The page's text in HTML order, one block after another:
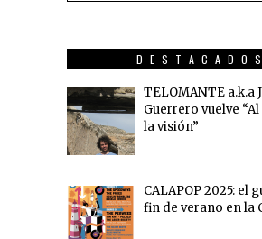
DESTACADOS
TELOMANTE a.k.a
Guerrero vuelve
la visión”
CALAPOP 2025: el
fin de verano en la